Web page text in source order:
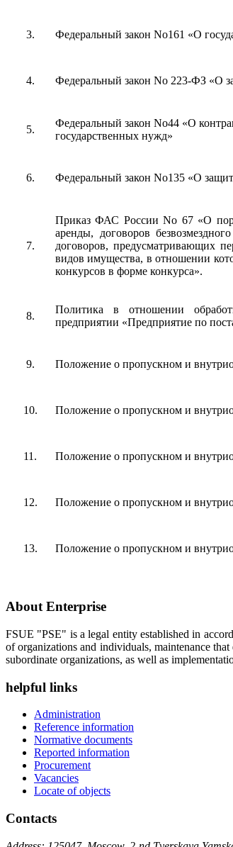
3. Федеральный закон No161 «О
4. Федеральный закон No 223-ФЗ «О
5.
Федеральный закон No44 «О
государственных нужд»
6. Федеральный закон No135 «О
7.
Приказ ФАС России No 67 «О
аренды, договоров
договоров, предусматривающих
видов имущества, в отношении
конкурсов в форме конкурса».
8.
Политика в отношении
предприятии «Предприятие по
9. Положение о пропускном и
10. Положение о пропускном и
11. Положение о пропускном и
12. Положение о пропускном и
13. Положение о пропускном и
About Enterprise
FSUE "PSE" is a legal entity established in
of organizations and individuals, maintenance
subordinate organizations, as well as
helpful links
Administration
Reference information
Normative documents
Reported information
Procurement
Vacancies
Locate of objects
Contacts